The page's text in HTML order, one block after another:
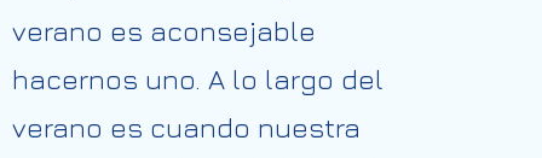
verano es aconsejable
hacernos uno. A lo largo del
verano es cuando nuestra